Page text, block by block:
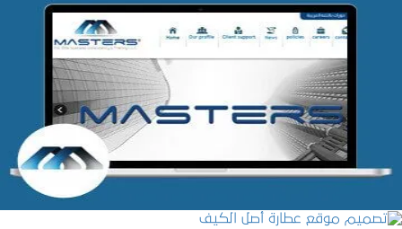
شركة MASTERS للتدريب
التفاصيل